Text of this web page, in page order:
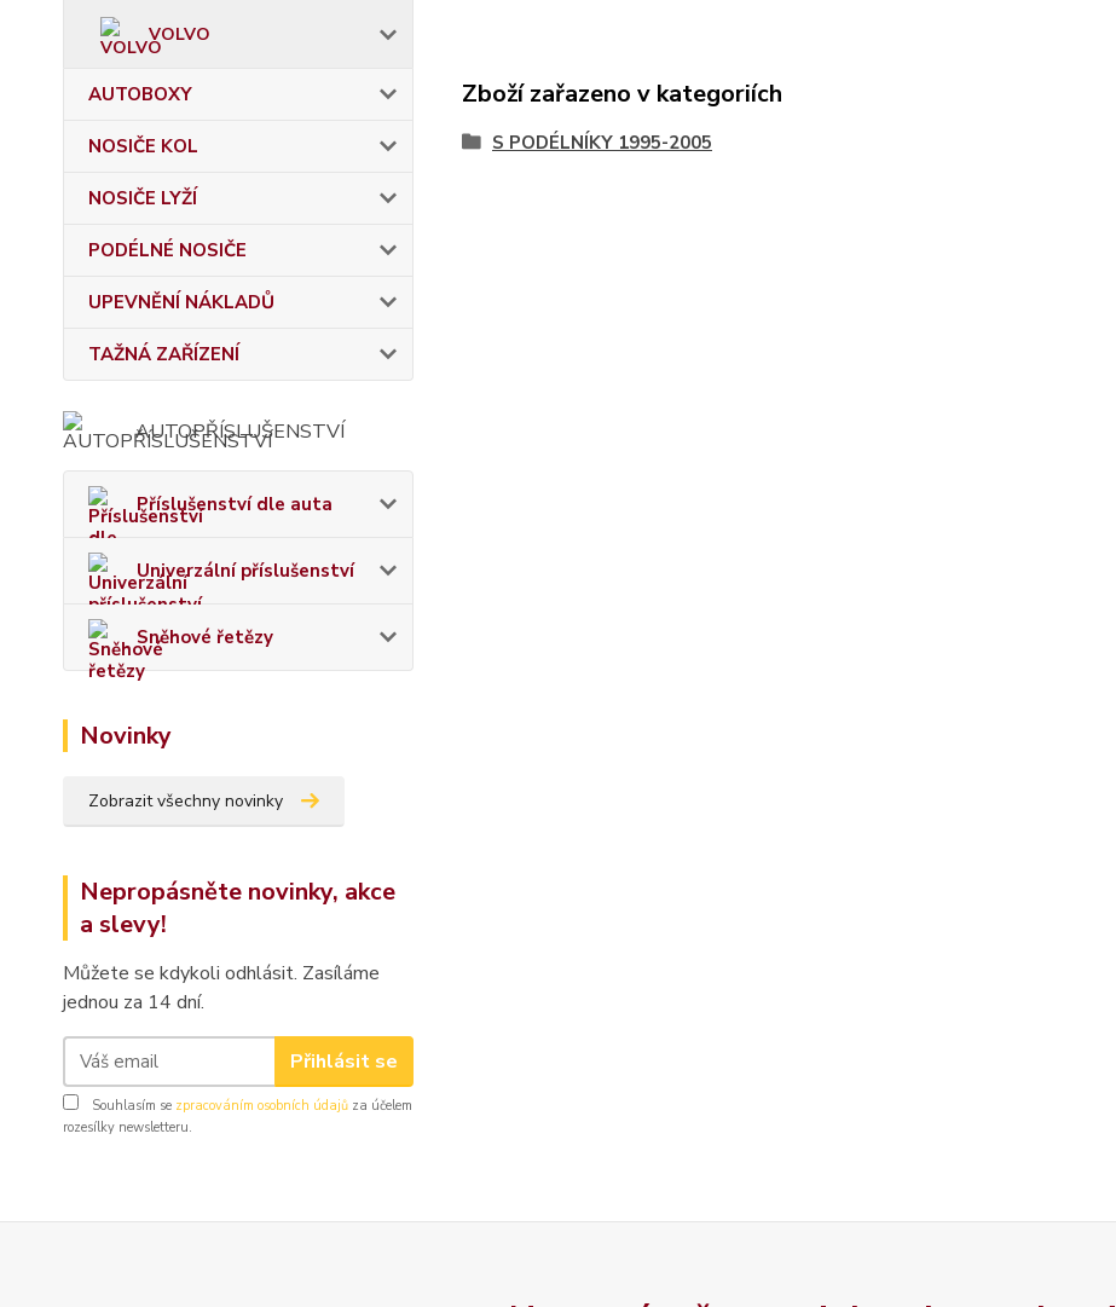
VOLVO
AUTOBOXY
NOSIČE KOL
NOSIČE LYŽÍ
PODÉLNÉ NOSIČE
UPEVNĚNÍ NÁKLADŮ
TAŽNÁ ZAŘÍZENÍ
AUTOPŘÍSLUŠENSTVÍ
Příslušenství dle auta
Univerzální příslušenství
Sněhové řetězy
Novinky
Zobrazit všechny novinky
Nepropásněte novinky, akce
a slevy!
Můžete se kdykoli odhlásit. Zasíláme
jednou za 14 dní.
Přihlásit se
Souhlasím se zpracováním osobních údajů za účelem
rozesílky newsletteru.
Zboží zařazeno v kategoriích
S PODÉLNÍKY 1995-2005